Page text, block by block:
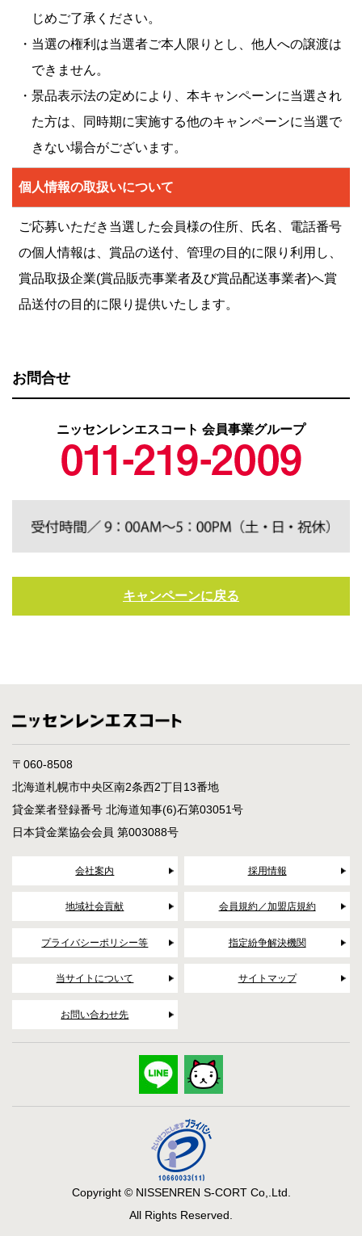
じめご了承ください。
・当選の権利は当選者ご本人限りとし、他人への譲渡は
できません。
・景品表示法の定めにより、本キャンペーンに当選され
た方は、同時期に実施する他のキャンペーンに当選で
きない場合がございます。
個人情報の取扱いについて
ご応募いただき当選した会員様の住所、氏名、電話番号
の個人情報は、賞品の送付、管理の目的に限り利用し、
賞品取扱企業(賞品販売事業者及び賞品配送事業者)へ賞
品送付の目的に限り提供いたします。
お問合せ
ニッセンレンエスコート 会員事業グループ
キャンペーンに戻る
〒060-8508
北海道札幌市中央区南2条西2丁目13番地
貸金業者登録番号 北海道知事(6)石第03051号
日本貸金業協会会員 第003088号
会社案内 採用情報
地域社会貢献 会員規約／加盟店規約
プライバシーポリシー等 指定紛争解決機関
当サイトについて サイトマップ
お問い合わせ先
Copyright © NISSENREN S-CORT Co,.Ltd.
All Rights Reserved.